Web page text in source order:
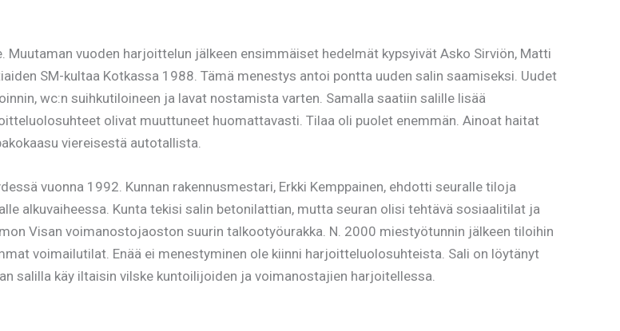
vuoden harjoittelun jälkeen ensimmäiset hedelmät kypsyivät Asko Sirviön, Matti
SM-kultaa Kotkassa 1988. Tämä menestys antoi pontta uuden salin saamiseksi. Uudet
wc:n suihkutiloineen ja lavat nostamista varten. Samalla saatiin salille lisää
olivat muuttuneet huomattavasti. Tilaa oli puolet enemmän. Ainoat haitat
viereisestä autotallista.
vuonna 1992. Kunnan rakennusmestari, Erkki Kemppainen, ehdotti seuralle tiloja
alkuvaiheessa. Kunta tekisi salin betonilattian, mutta seuran olisi tehtävä sosiaalitilat ja
Visan voimanostojaoston suurin talkootyöurakka. N. 2000 miestyötunnin jälkeen tiloihin
voimailutilat. Enää ei menestyminen ole kiinni harjoitteluolosuhteista. Sali on löytänyt
salilla käy iltaisin vilske kuntoilijoiden ja voimanostajien harjoitellessa.